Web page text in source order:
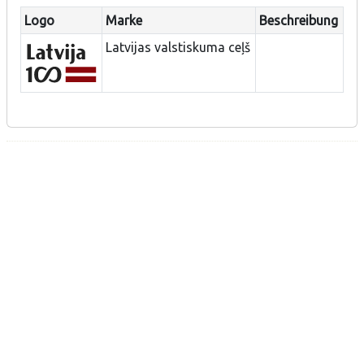
Logo Marke
Beschreibung
Latvijas valstiskuma ceļš